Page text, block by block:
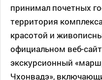
принимал почетных
территория
красотой и
официальном веб-
экскурсионный
Чхонвадэ»,